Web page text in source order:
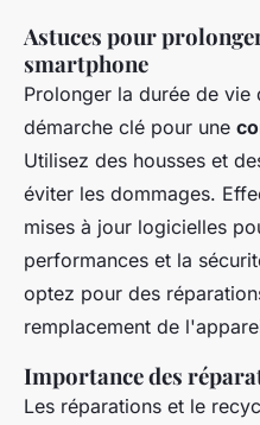
Astuces pour
smartphone
Prolonger la durée de vie
démarche clé pour une
Utilisez des housses et
éviter les dommages.
mises à jour logicielles
performances et la
optez pour des
remplacement de
Importance des
Les réparations et le